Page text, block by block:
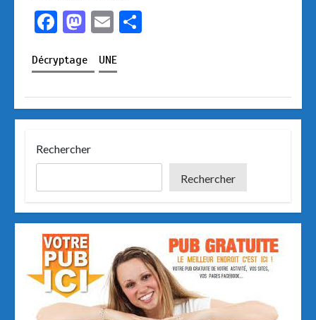
F
ce
b
o
k
M
st
o
d
n
E
ail
g
er
Décryptage UNE
Rechercher
Rechercher